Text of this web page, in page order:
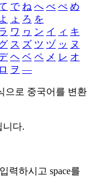
で ね へ べ ぺ め
よ ょ ろ を
ワ ヮ ン イ ィ キ
ス ズ ツ ヅ ッ ヌ
ヘ ベ ペ メ レ オ
ロ ヲ ―
으로 중국어를 변환
니다.
력하시고 space를